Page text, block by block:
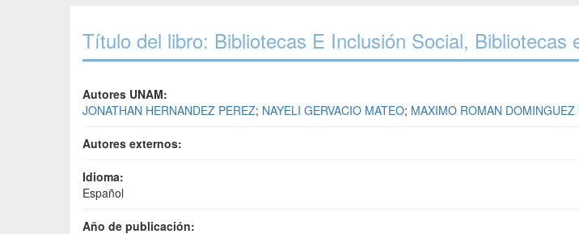
Título del libro: Bibliotecas E Inclusión Social, Bibliotecas
Autores UNAM:
JONATHAN HERNANDEZ PEREZ; NAYELI GERVACIO MATEO; MAXIMO ROMAN DOMINGUEZ
Autores externos:
Idioma:
Español
Año de publicación: